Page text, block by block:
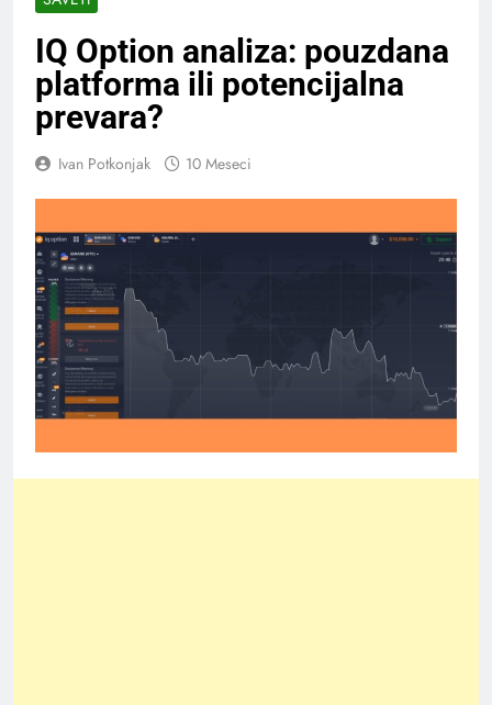
IQ Option analiza: pouzdana
platforma ili potencijalna
prevara?
Ivan Potkonjak 10 Meseci